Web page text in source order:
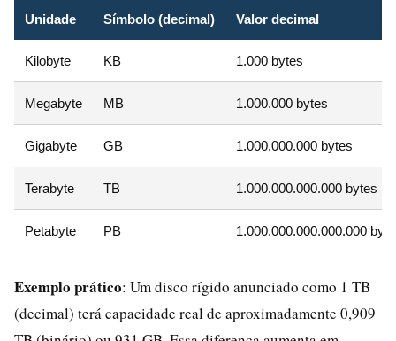
Unidade Símbolo (decimal) Valor decimal
Kilobyte KB 1.000 bytes
Megabyte MB 1.000.000 bytes
Gigabyte GB 1.000.000.000 bytes
Terabyte TB 1.000.000.000.000 bytes
Petabyte PB 1.000.000.000.000.000
Exemplo prático: Um disco rígido anunciado como 1 TB
(decimal) terá capacidade real de aproximadamente 0,909